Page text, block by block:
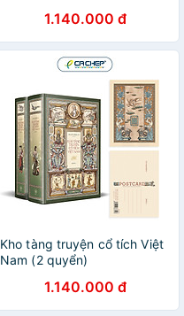
1.140.000 đ
Kho tàng truyện cổ tích Việt
Nam (2 quyển)
1.140.000 đ